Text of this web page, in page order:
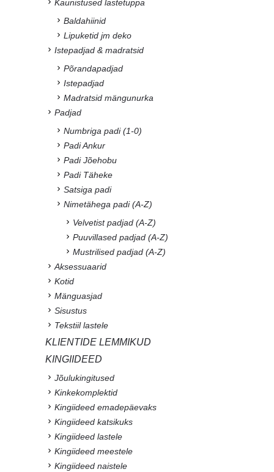
Kaunistused lastetuppa
Baldahiinid
Lipuketid jm deko
Istepadjad & madratsid
Põrandapadjad
Istepadjad
Madratsid mängunurka
Padjad
Numbriga padi (1-0)
Padi Ankur
Padi Jõehobu
Padi Täheke
Satsiga padi
Nimetähega padi (A-Z)
Velvetist padjad (A-Z)
Puuvillased padjad (A-Z)
Mustrilised padjad (A-Z)
Aksessuaarid
Kotid
Mänguasjad
Sisustus
Tekstiil lastele
KLIENTIDE LEMMIKUD
KINGIIDEED
Jõulukingitused
Kinkekomplektid
Kingiideed emadepäevaks
Kingiideed katsikuks
Kingiideed lastele
Kingiideed meestele
Kingiideed naistele